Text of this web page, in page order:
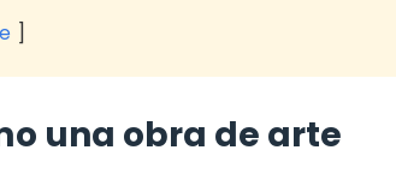
una obra de arte